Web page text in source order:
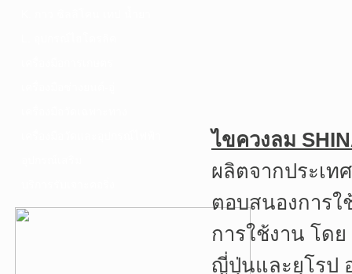
ไขควงลม
ผลิตจากประเท
ตอบสนองการใ
การใช้งาน โด
ญี่ปุ่นและยุโรป